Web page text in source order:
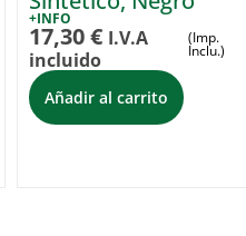
+INFO
17,30€ I.V.A
incluido
(Imp.
Inclu.)
Añadir al carrito